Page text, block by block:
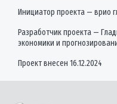
Инициатор проекта — врио
Разработчик проекта —
экономики и
Проект внесен 16.12.2024